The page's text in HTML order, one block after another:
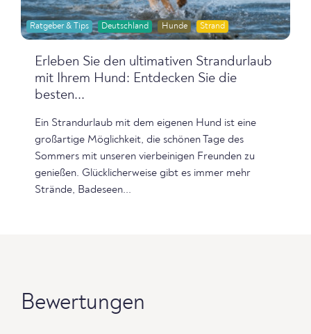
Ratgeber & Tips Deutschland Hunde Strand
Erleben Sie den ultimativen Strandurlaub
mit Ihrem Hund: Entdecken Sie die
besten...
Ein Strandurlaub mit dem eigenen Hund ist eine
großartige Möglichkeit, die schönen Tage des
Sommers mit unseren vierbeinigen Freunden zu
genießen. Glücklicherweise gibt es immer mehr
Strände, Badeseen...
Bewertungen